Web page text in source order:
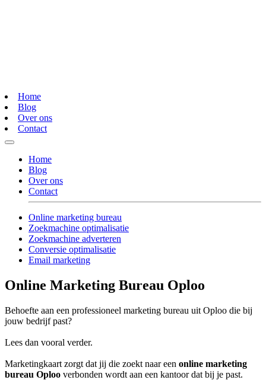
Home
Blog
Over ons
Contact
Home
Blog
Over ons
Contact
Online marketing bureau
Zoekmachine optimalisatie
Zoekmachine adverteren
Conversie optimalisatie
Email marketing
Online Marketing Bureau Oploo
Behoefte aan een professioneel marketing bureau uit Oploo die bij
jouw bedrijf past?
Lees dan vooral verder.
Marketingkaart zorgt dat jij die zoekt naar een online marketing
bureau Oploo verbonden wordt aan een kantoor dat bij je past.